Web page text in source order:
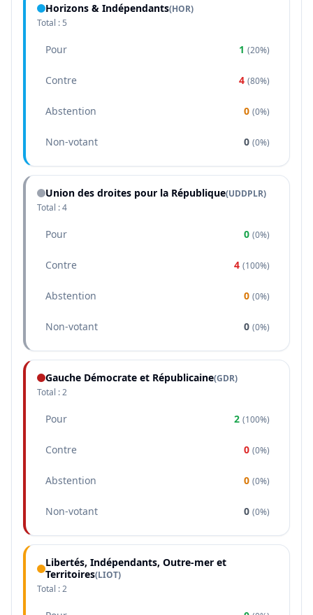
Horizons & Indépendants(HOR)
Total : 5
Pour 1 (20%)
Contre 4 (80%)
Abstention 0 (0%)
Non-votant 0 (0%)
Union des droites pour la République(UDDPLR)
Total :4
Pour 0 (0%)
Contre 4 (100%)
Abstention 0 (0%)
Non-votant 0 (0%)
Gauche Démocrate et Républicaine(GDR)
Total :2
Pour 2 (100%)
Contre 0 (0%)
Abstention 0 (0%)
Non-votant 0 (0%)
Libertés, Indépendants, Outre-mer et
Territoires(LIOT)
Total :2